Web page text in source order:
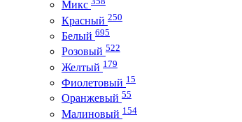
Микс
Красный 250
Белый 695
Розовый 522
Желтый 179
Фиолетовый 15
Оранжевый 55
Малиновый 154